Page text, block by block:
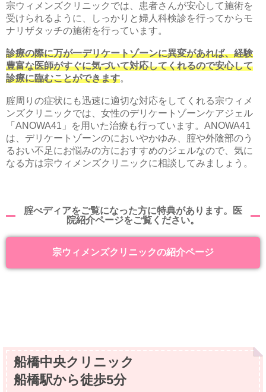
宗ウィメンズクリニックでは、患者さんが安心して施術を
受けられるように、しっかりと婦人科検診を行ってからモ
ナリザタッチの施術を行っています。
診療の際に万が一デリケートゾーンに異変があれば、経験
豊富な医師がすぐに気づいて対応してくれるので安心して
診療に臨むことができます。
腟周りの症状にも迅速に適切な対応をしてくれる宗ウィメ
ンズクリニックでは、女性のデリケートゾーンケアジェル
「ANOWA41」を用いた治療も行っています。ANOWA41
は、デリケートゾーンのにおいやかゆみ、腟や外陰部のう
るおい不足にお悩みの方におすすめのジェルなので、気に
なる方は宗ウィメンズクリニックに相談してみましょう。
腟ぺディアをご覧になった方に特典があります。医
院紹介ページをご覧ください。
宗ウィメンズクリニックの紹介ページ
船橋中央クリニック
船橋駅から徒歩5分